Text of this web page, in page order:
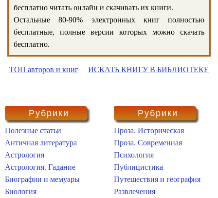
бесплатно читать онлайн и скачивать их книги.
Остальные 80-90% электронных книг полностью
бесплатные, полные версии которых можно скачать
бесплатно.
ТОП авторов и книг ИСКАТЬ КНИГУ В БИБЛИОТЕКЕ
Рубрики
Полезные статьи
Античная литература
Астрология
Астрология. Гадание
Биографии и мемуары
Биология
Рубрики
Проза. Историческая
Проза. Современная
Психология
Публицистика
Путешествия и география
Развлечения